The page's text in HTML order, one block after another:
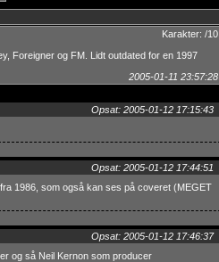
Karakter: /10
Foreigner og FM. Lidt outdated for en 1997
2005-01-11 23:57:28
Opsat: 2005-01-12 17:15:43
Opsat: 2005-01-12 17:44:51
1986, som også kan ses på coveret (MEGET
Opsat: 2005-01-12 17:46:37
og så Neil Kernon som producer